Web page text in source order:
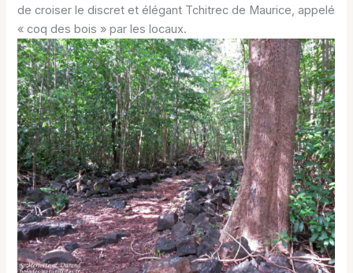
de croiser le discret et élégant Tchitrec de Maurice, appelé
« coq des bois » par les locaux.